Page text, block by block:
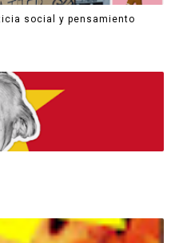
social y pensamiento